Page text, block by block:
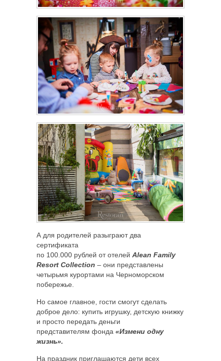
А для родителей разыграют два
сертификата
по 100.000 рублей от отелей Alean Family
Resort Collection – они представлены
четырьмя курортами на Черноморском
побережье.
Но самое главное, гости смогут сделать
доброе дело: купить игрушку, детскую книжку
и просто передать деньги
представителям фонда «Измени одну
жизнь».
На праздник приглашаются дети всех